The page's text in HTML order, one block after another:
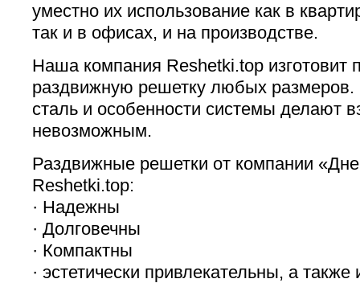
уместно их использование как в
так и в офисах, и на производстве.
Наша компания Reshetki.top изготовит
раздвижную решетку любых размеров.
сталь и особенности системы делают
невозможным.
Раздвижные решетки от компании
Reshetki.top:
· Надежны
· Долговечны
· Компактны
· эстетически привлекательны, а